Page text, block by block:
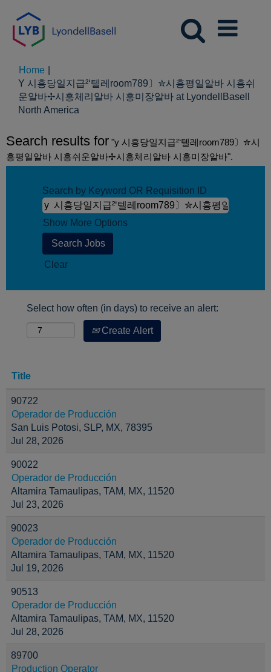
Home
Y 시흥당일지급²‘텔레room789〕✮시흥평일알바 시흥쉬
운알바✢시흥체리알바 시흥미장알바 at LyondellBasell
North America
Search results for "y 시흥당일지급²‘텔레room789〕✮시
흥평일알바 시흥쉬운알바✢시흥체리알바 시흥미장알바".
Search by Keyword OR Requisition ID
Show More Options
Clear
Select how often (in days) to receive an alert:
Create Alert
Title
90722
Operador de Producción
San Luis Potosi, SLP, MX, 78395
Jul 28, 2026
90022
Operador de Producción
Altamira Tamaulipas, TAM, MX, 11520
Jul 23, 2026
90023
Operador de Producción
Altamira Tamaulipas, TAM, MX, 11520
Jul 19, 2026
90513
Operador de Producción
Altamira Tamaulipas, TAM, MX, 11520
Jul 28, 2026
89700
Production Operator